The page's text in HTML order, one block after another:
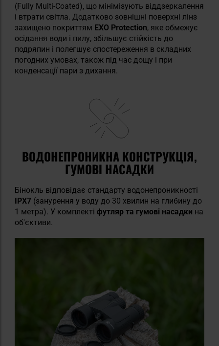
(Fully Multi-Coated), що мінімізують віддзеркалення
і втрати світла. Додатково зовнішні поверхні лінз
захищено покриттям EXO Protection, яке обмежує
осідання води і пилу, збільшує стійкість до
подряпин і полегшує спостереження в складних
погодних умовах, також під час дощу і при
конденсації пари з дихання.
ВОДОНЕПРОНИКНА КОНСТРУКЦІЯ,
ГУМОВІ НАСАДКИ
Бінокль відповідає стандарту водонепроникності
IPX7 (занурення у воду до 30 хвилин на глибину до
1 метра). У комплекті футляр та гумові насадки на
об'єктиви.